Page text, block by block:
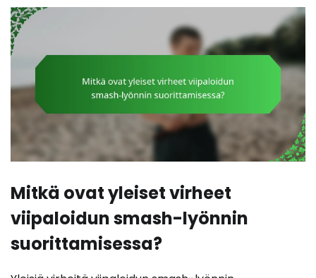
Mitkä ovat yleiset virheet
viipaloidun smash-lyönnin
suorittamisessa?